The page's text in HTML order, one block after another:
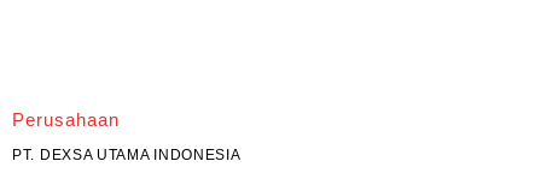
Perusahaan
PT. DEXSA UTAMA INDONESIA